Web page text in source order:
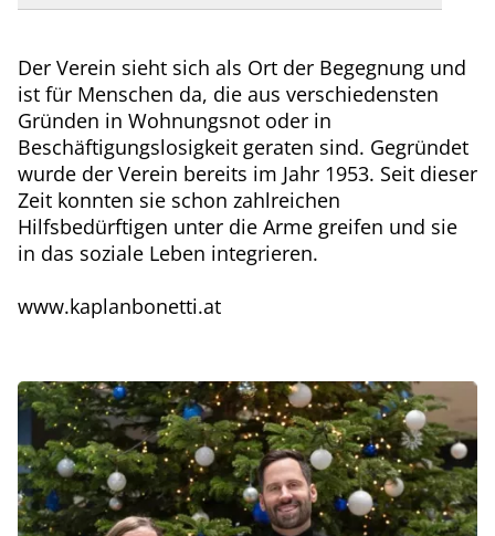
Der Verein sieht sich als Ort der Begegnung und
ist für Menschen da, die aus verschiedensten
Gründen in Wohnungsnot oder in
Beschäftigungslosigkeit geraten sind. Gegründet
wurde der Verein bereits im Jahr 1953. Seit dieser
Zeit konnten sie schon zahlreichen
Hilfsbedürftigen unter die Arme greifen und sie
in das soziale Leben integrieren.
www.kaplanbonetti.at